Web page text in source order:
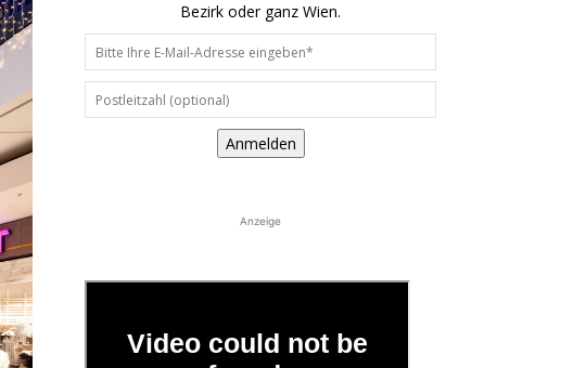
Bezirk oder ganz Wien.
Anmelden
Anzeige